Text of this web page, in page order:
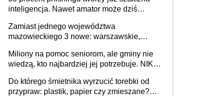
inteligencja. Nawet amator może dziś
Zamiast jednego województwa
mazowieckiego 3 nowe: warszawskie,
Europie nie ma tak dużych jednostek
stołecznych
Miliony na pomoc seniorom, ale gminy nie
wiedzą, kto najbardziej jej potrzebuje. NIK
Do którego śmietnika wyrzucić torebki od
przypraw: plastik, papier czy zmieszane?